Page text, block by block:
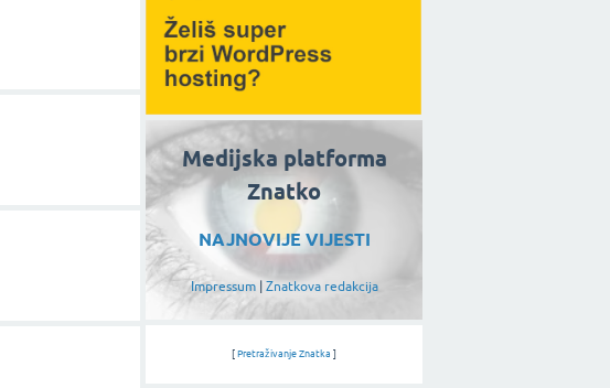
Medijska platforma
Znatko
NAJNOVIJE VIJESTI
Impressum| Znatkova redakcija
[ Pretraživanje Znatka ]